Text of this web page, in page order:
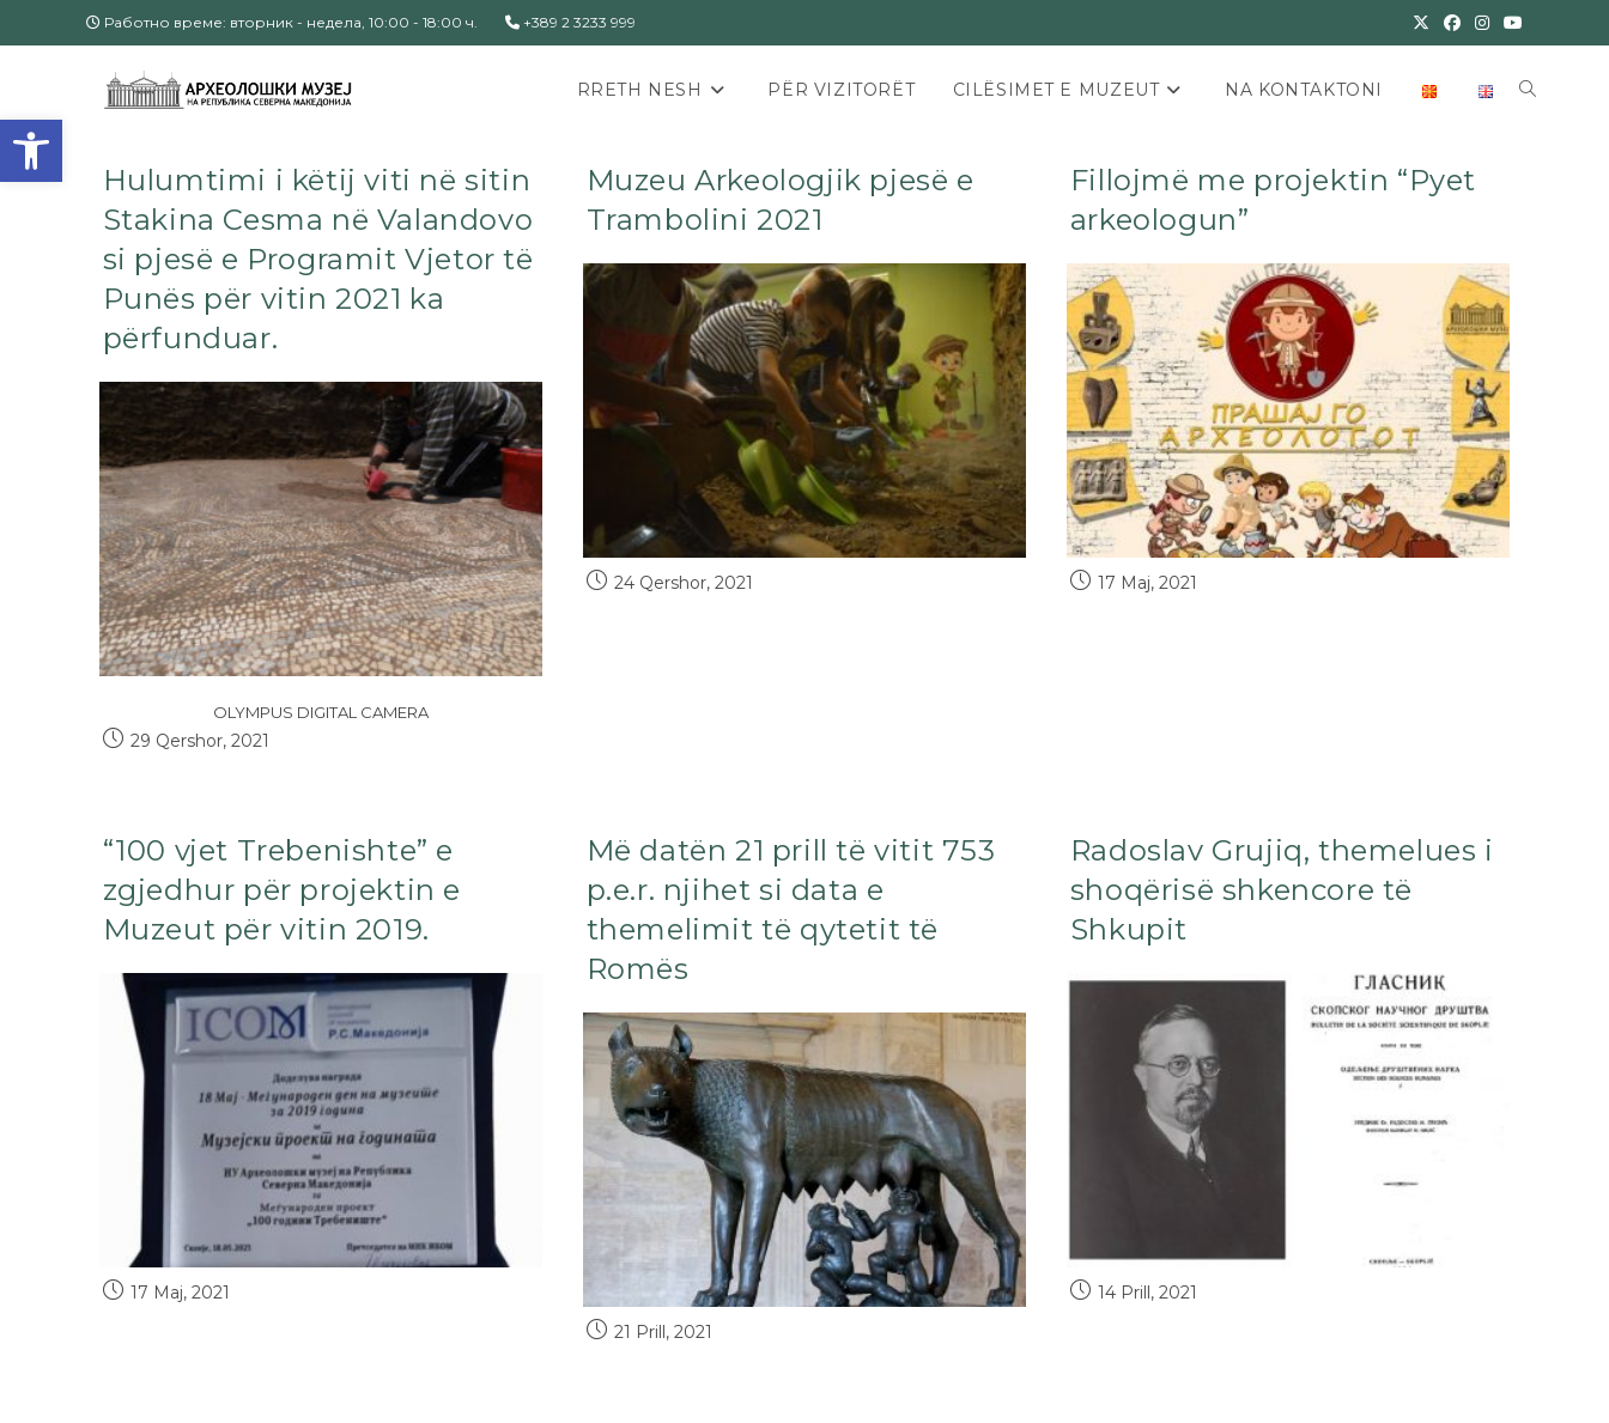
Open toolbar
Работно време: вторник - недела, 10:00 - 18:00 ч. +389 2 3233 999
RRETH NESH PËR VIZITORËT CILËSIMET E MUZEUT NA KONTAKTONI
Hulumtimi i këtij viti në sitin
Stakina Cesma në Valandovo
si pjesë e Programit Vjetor të
Punës për vitin 2021 ka
përfunduar.
OLYMPUS DIGITAL CAMERA
29 Qershor, 2021
Muzeu Arkeologjik pjesë e
Trambolini 2021
24 Qershor, 2021
Fillojmë me projektin “Pyet
arkeologun”
17 Maj, 2021
“100 vjet Trebenishte” e
zgjedhur për projektin e
Muzeut për vitin 2019.
17 Maj, 2021
Më datën 21 prill të vitit 753
p.e.r. njihet si data e
themelimit të qytetit të
Romës
21 Prill, 2021
Radoslav Grujiq, themelues i
shoqërisë shkencore të
Shkupit
14 Prill, 2021